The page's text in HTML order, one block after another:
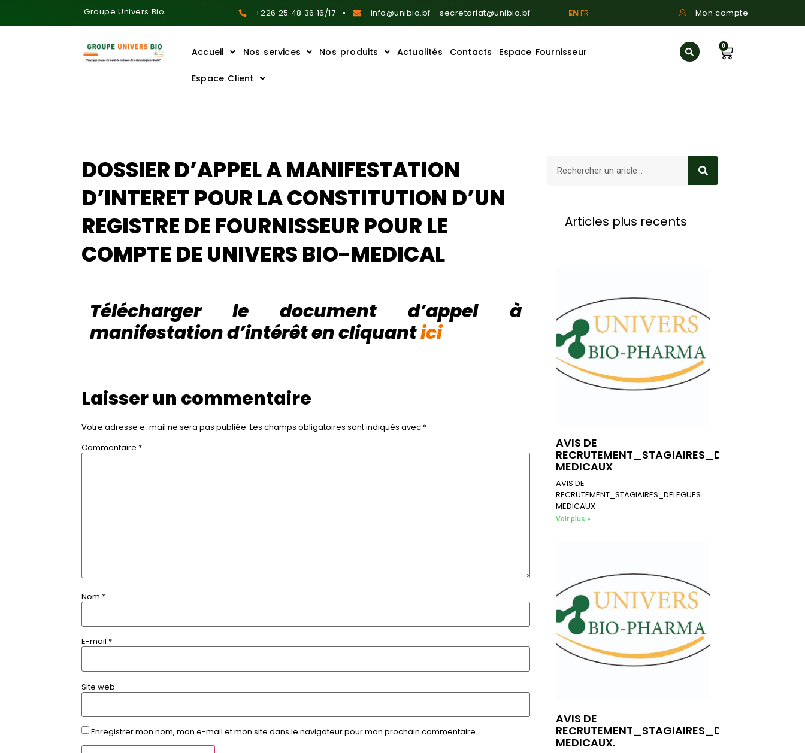
Groupe Univers Bio +226 25 48 36 16/17 info@unibio.bf - secretariat@unibio.bf ENFR Mon compte
Accueil Nos services Nos produits Actualités Contacts Espace Fournisseur
Espace Client
0
DOSSIER D’APPEL A MANIFESTATION
D’INTERET POUR LA CONSTITUTION D’UN
REGISTRE DE FOURNISSEUR POUR LE
COMPTE DE UNIVERS BIO-MEDICAL
Télécharger le document d’appel à
manifestation d’intérêt en cliquantici
Laisser un commentaire
Votre adresse e-mail ne sera pas publiée. Les champs obligatoires sont indiqués avec *
Commentaire *
Nom *
E-mail *
Site web
Enregistrer mon nom, mon e-mail et mon site dans le navigateur pour mon prochain commentaire.
Articles plus recents
AVIS DE
RECRUTEMENT_STAGIAIRES_DELEGUES
MEDICAUX
AVIS DE
RECRUTEMENT_STAGIAIRES_DELEGUES
MEDICAUX
Voir plus »
AVIS DE
RECRUTEMENT_STAGIAIRES_DELEGUES
MEDICAUX.